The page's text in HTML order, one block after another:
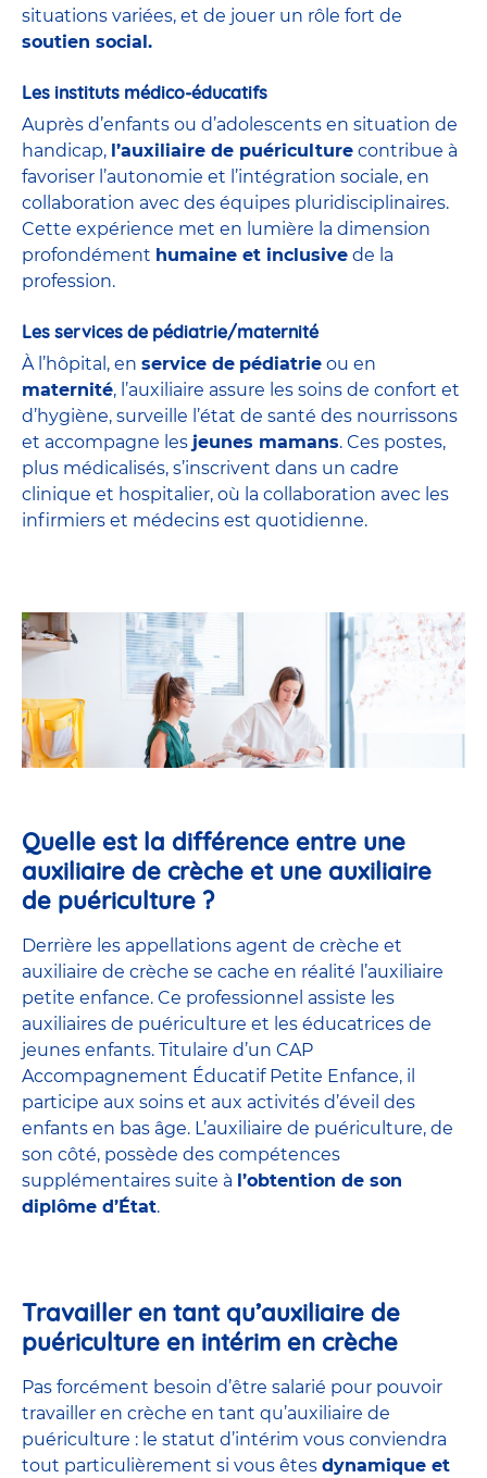
situations variées, et de jouer un rôle fort de
soutien social.
Les instituts médico-éducatifs
Auprès d’enfants ou d’adolescents en situation de
handicap, l’auxiliaire de puériculture contribue à
favoriser l’autonomie et l’intégration sociale, en
collaboration avec des équipes pluridisciplinaires.
Cette expérience met en lumière la dimension
profondément humaine et inclusive de la
profession.
Les services de pédiatrie/maternité
À l’hôpital, en service de pédiatrie ou en
maternité, l’auxiliaire assure les soins de confort et
d’hygiène, surveille l’état de santé des nourrissons
et accompagne les jeunes mamans. Ces postes,
plus médicalisés, s’inscrivent dans un cadre
clinique et hospitalier, où la collaboration avec les
infirmiers et médecins est quotidienne.
Quelle est la différence entre une
auxiliaire de crèche et une auxiliaire
de puériculture ?
Derrière les appellations agent de crèche et
auxiliaire de crèche se cache en réalité l’auxiliaire
petite enfance. Ce professionnel assiste les
auxiliaires de puériculture et les éducatrices de
jeunes enfants. Titulaire d’un CAP
Accompagnement Éducatif Petite Enfance, il
participe aux soins et aux activités d’éveil des
enfants en bas âge. L’auxiliaire de puériculture, de
son côté, possède des compétences
supplémentaires suite à l’obtention de son
diplôme d’État.
Travailler en tant qu’auxiliaire de
puériculture en intérim en crèche
Pas forcément besoin d’être salarié pour pouvoir
travailler en crèche en tant qu’auxiliaire de
puériculture : le statut d’intérim vous conviendra
tout particulièrement si vous êtes dynamique et